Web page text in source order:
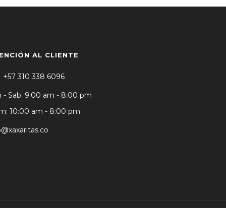
AL CLIENTE
+57 310 338 6096
- Sab: 9:00 am - 8:00 pm
10:00 am - 8:00 pm